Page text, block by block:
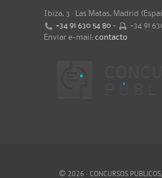
Ibiza, 3 · Las Matas, Madrid
+34 91 630 54 80 -
+34 91
Enviar e-mail: contacto
© 2026 · CONCURSOS